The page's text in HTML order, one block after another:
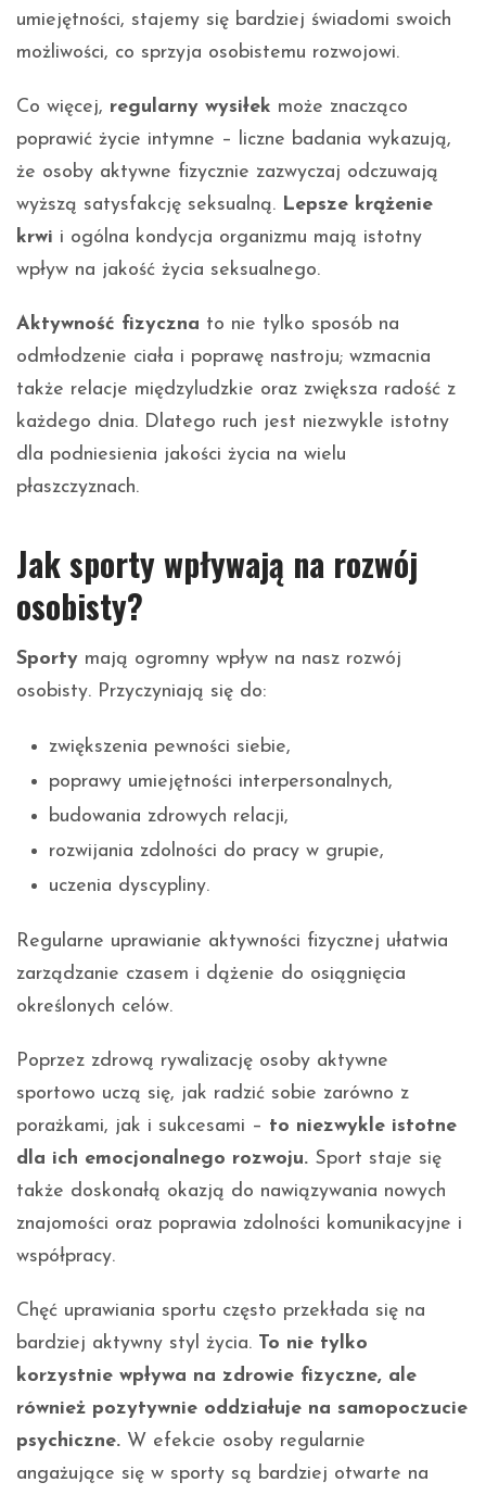
umiejętności, stajemy się bardziej świadomi swoich
możliwości, co sprzyja osobistemu rozwojowi.
Co więcej, regularny wysiłek może znacząco
poprawić życie intymne – liczne badania wykazują,
że osoby aktywne fizycznie zazwyczaj odczuwają
wyższą satysfakcję seksualną. Lepsze krążenie
krwi i ogólna kondycja organizmu mają istotny
wpływ na jakość życia seksualnego.
Aktywność fizyczna to nie tylko sposób na
odmłodzenie ciała i poprawę nastroju; wzmacnia
także relacje międzyludzkie oraz zwiększa radość z
każdego dnia. Dlatego ruch jest niezwykle istotny
dla podniesienia jakości życia na wielu
płaszczyznach.
Jak sporty wpływają na rozwój
osobisty?
Sporty mają ogromny wpływ na nasz rozwój
osobisty. Przyczyniają się do:
zwiększenia pewności siebie,
poprawy umiejętności interpersonalnych,
budowania zdrowych relacji,
rozwijania zdolności do pracy w grupie,
uczenia dyscypliny.
Regularne uprawianie aktywności fizycznej ułatwia
zarządzanie czasem i dążenie do osiągnięcia
określonych celów.
Poprzez zdrową rywalizację osoby aktywne
sportowo uczą się, jak radzić sobie zarówno z
porażkami, jak i sukcesami – to niezwykle istotne
dla ich emocjonalnego rozwoju. Sport staje się
także doskonałą okazją do nawiązywania nowych
znajomości oraz poprawia zdolności komunikacyjne i
współpracy.
Chęć uprawiania sportu często przekłada się na
bardziej aktywny styl życia. To nie tylko
korzystnie wpływa na zdrowie fizyczne, ale
również pozytywnie oddziałuje na samopoczucie
psychiczne. W efekcie osoby regularnie
angażujące się w sporty są bardziej otwarte na